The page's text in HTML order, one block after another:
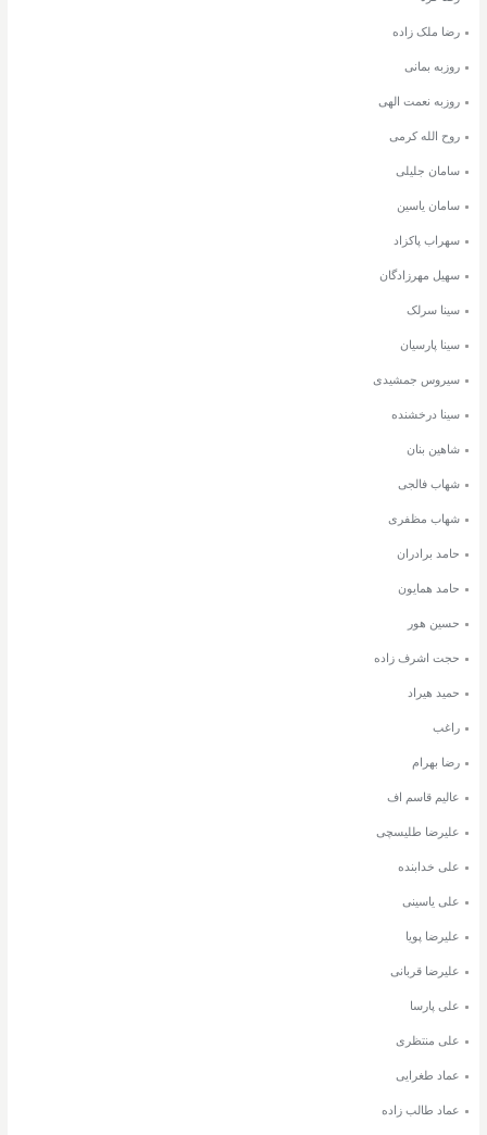
رضا ملک زاده
روزبه بمانی
روزبه نعمت الهی
روح الله کرمی
سامان جلیلی
سامان یاسین
سهراب پاکزاد
سهیل مهرزادگان
سینا سرلک
سینا پارسیان
سیروس جمشیدی
سینا درخشنده
شاهین بنان
شهاب فالجی
شهاب مظفری
حامد برادران
حامد همایون
حسین هور
حجت اشرف زاده
حمید هیراد
راغب
رضا بهرام
عالیم قاسم اف
علیرضا طلیسچی
علی خدابنده
علی یاسینی
علیرضا پویا
علیرضا قربانی
علی پارسا
علی منتظری
عماد طغرایی
عماد طالب زاده